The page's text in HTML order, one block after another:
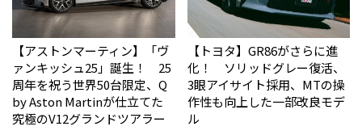
【アストンマーティン】「ヴ
ァンキッシュ25」誕生！ 25
周年を祝う世界50台限定、Q
by Aston Martinが仕立てた
究極のV12グランドツアラー
【トヨタ】GR86がさらに進
化！ ソリッドグレー復活、
3眼アイサイト採用、MTの操
作性も向上した一部改良モデ
ル